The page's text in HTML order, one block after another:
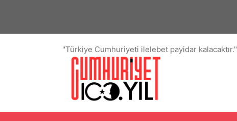
"Türkiye Cumhuriyeti ilelebet payidar kalacaktır."